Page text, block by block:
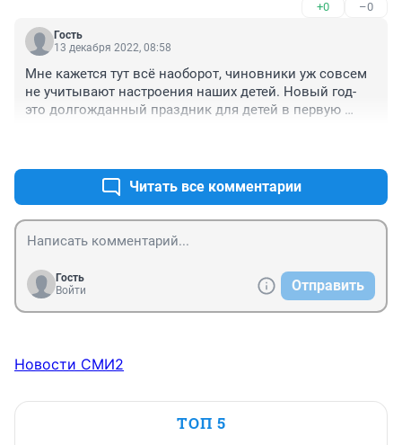
+0 –0
Гость
13 декабря 2022, 08:58
Мне кажется тут всё наоборот, чиновники уж совсем
не учитывают настроения наших детей. Новый год-
это долгожданный праздник для детей в первую
Читать все комментарии
Гость
Войти
Отправить
Новости СМИ2
ТОП 5